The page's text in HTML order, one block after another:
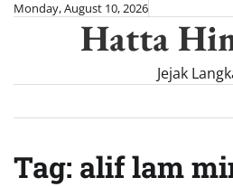
SkipMonday, August 10, 2026
Hatta
Jejak
Tag: alif lam